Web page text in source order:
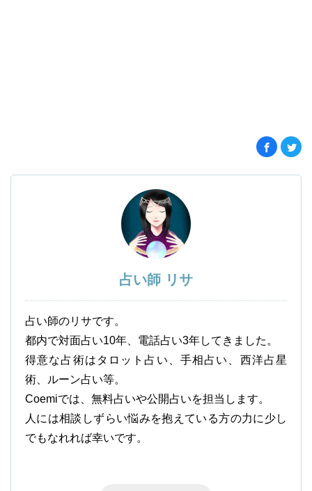
占い師 リサ
占い師のリサです。
都内で対面占い10年、電話占い3年してきました。
得意な占術はタロット占い、手相占い、西洋占星
術、ルーン占い等。
Coemiでは、無料占いや公開占いを担当します。
人には相談しずらい悩みを抱えている方の力に少し
でもなれれば幸いです。